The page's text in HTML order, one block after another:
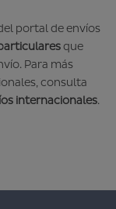
portal de envíos
que
Para más
consulta
internacionales.